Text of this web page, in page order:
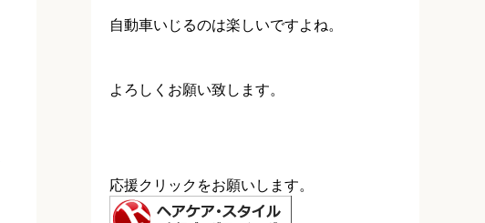
自動車いじるのは楽しいですよね。
よろしくお願い致します。
応援クリックをお願いします。